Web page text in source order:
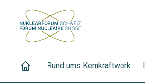
Rund ums Kernkraftwerk